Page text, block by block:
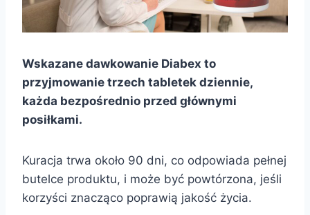
Wskazane dawkowanie Diabex to
przyjmowanie trzech tabletek dziennie,
każda bezpośrednio przed głównymi
posiłkami.
Kuracja trwa około 90 dni, co odpowiada pełnej
butelce produktu, i może być powtórzona, jeśli
korzyści znacząco poprawią jakość życia.